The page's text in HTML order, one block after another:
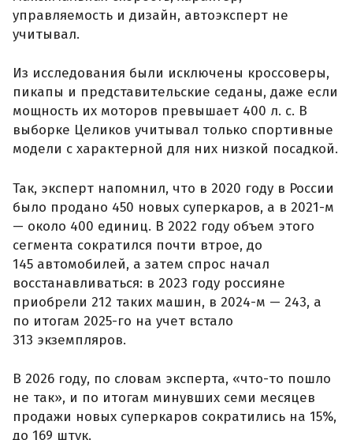
управляемость и дизайн, автоэксперт не
учитывал.
Из исследования были исключены кроссоверы,
пикапы и представительские седаны, даже если
мощность их моторов превышает 400 л. с. В
выборке Целиков учитывал только спортивные
модели с характерной для них низкой посадкой.
Так, эксперт напомнил, что в 2020 году в России
было продано 450 новых суперкаров, а в 2021-м
— около 400 единиц. В 2022 году объем этого
сегмента сократился почти втрое, до
145 автомобилей, а затем спрос начал
восстанавливаться: в 2023 году россияне
приобрели 212 таких машин, в 2024-м — 243, а
по итогам 2025-го на учет встало
313 экземпляров.
В 2026 году, по словам эксперта, «что-то пошло
не так», и по итогам минувших семи месяцев
продажи новых суперкаров сократились на 15%,
до 169 штук.